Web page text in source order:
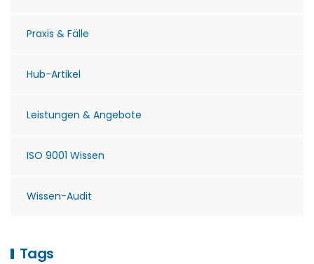
Praxis & Fälle
Hub-Artikel
Leistungen & Angebote
ISO 9001 Wissen
Wissen-Audit
Tags